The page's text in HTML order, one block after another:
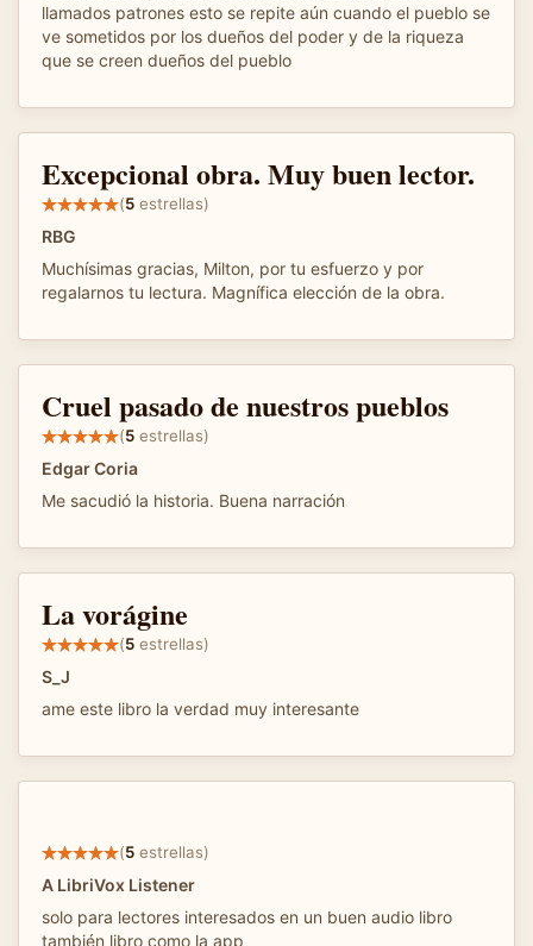
llamados patrones esto se repite aún cuando el pueblo se
ve sometidos por los dueños del poder y de la riqueza
que se creen dueños del pueblo
Excepcional obra. Muy buen lector.
(5 estrellas)
RBG
Muchísimas gracias, Milton, por tu esfuerzo y por
regalarnos tu lectura. Magnífica elección de la obra.
Cruel pasado de nuestros pueblos
(5 estrellas)
Edgar Coria
Me sacudió la historia. Buena narración
La vorágine
(5 estrellas)
S_J
ame este libro la verdad muy interesante
(5 estrellas)
A LibriVox Listener
solo para lectores interesados en un buen audio libro
también libro como la app